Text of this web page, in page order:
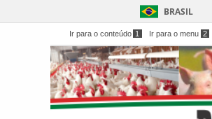
BRASIL
Ir para o conteúdo 1 Ir para o menu 2